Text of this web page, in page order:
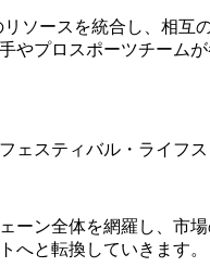
ソースを統合し、相
プロスポーツチーム
スティバル・ライフス
ーン全体を網羅し、市
へと転換していきます。